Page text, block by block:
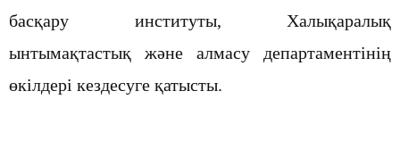
басқару институты, Халықаралық
ынтымақтастық және алмасу департаментінің
өкілдері кездесуге қатысты.